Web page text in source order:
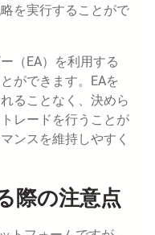
を実行することがで
（EA）を利用する
ができます。EAを
ることなく、決めら
レードを行うことが
ンスを維持しやすく
際の注意点